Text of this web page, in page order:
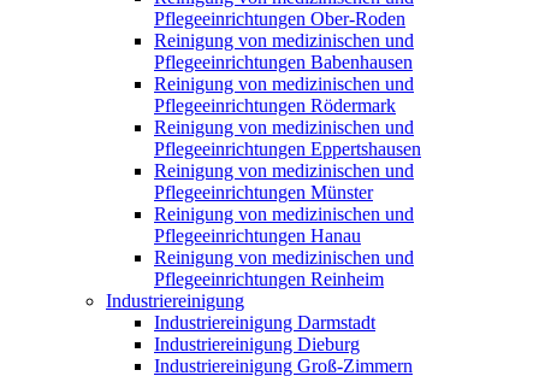
Pflegeeinrichtungen Ober-Roden
Reinigung von medizinischen und
Pflegeeinrichtungen Babenhausen
Reinigung von medizinischen und
Pflegeeinrichtungen Rödermark
Reinigung von medizinischen und
Pflegeeinrichtungen Eppertshausen
Reinigung von medizinischen und
Pflegeeinrichtungen Münster
Reinigung von medizinischen und
Pflegeeinrichtungen Hanau
Reinigung von medizinischen und
Pflegeeinrichtungen Reinheim
Industriereinigung
Industriereinigung Darmstadt
Industriereinigung Dieburg
Industriereinigung Groß-Zimmern